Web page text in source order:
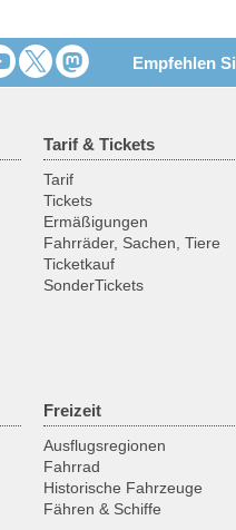
Empfehlen
Tarif & Tickets
Tarif
Tickets
Ermäßigungen
Fahrräder, Sachen, Tiere
Ticketkauf
SonderTickets
Freizeit
Ausflugsregionen
Fahrrad
Historische Fahrzeuge
Fähren & Schiffe